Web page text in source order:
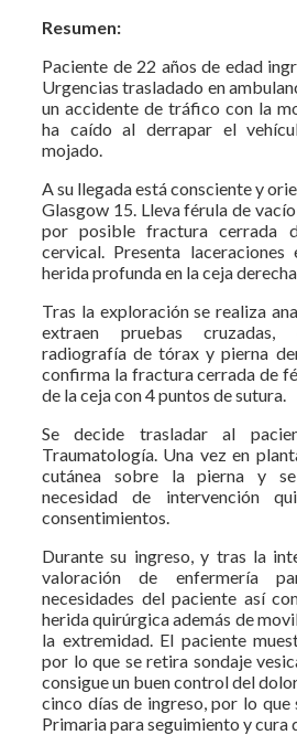
Resumen:
Paciente de 22 años de edad
Urgencias trasladado en
un accidente de tráfico con la
ha caído al derrapar el
mojado.
A su llegada está consciente y
Glasgow 15. Lleva férula de
por posible fractura cerrada
cervical. Presenta
herida profunda en la ceja derecha.
Tras la exploración se realiza
extraen pruebas cruzadas,
radiografía de tórax y pierna
confirma la fractura cerrada de
de la ceja con 4 puntos de sutura.
Se decide trasladar al
Traumatología. Una vez en
cutánea sobre la pierna y
necesidad de intervención
consentimientos.
Durante su ingreso, y tras la
valoración de enfermería
necesidades del paciente así
herida quirúrgica además de
la extremidad. El paciente
por lo que se retira sondaje
consigue un buen control del
cinco días de ingreso, por lo
Primaria para seguimiento y cura